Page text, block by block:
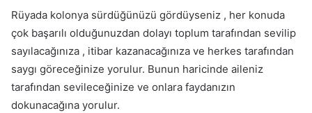
Rüyada kolonya sürdüğünüzü gördüyseniz , her konuda
çok başarılı olduğunuzdan dolayı toplum tarafından sevilip
sayılacağınıza , itibar kazanacağınıza ve herkes tarafından
saygı göreceğinize yorulur. Bunun haricinde aileniz
tarafından sevileceğinize ve onlara faydanızın
dokunacağına yorulur.